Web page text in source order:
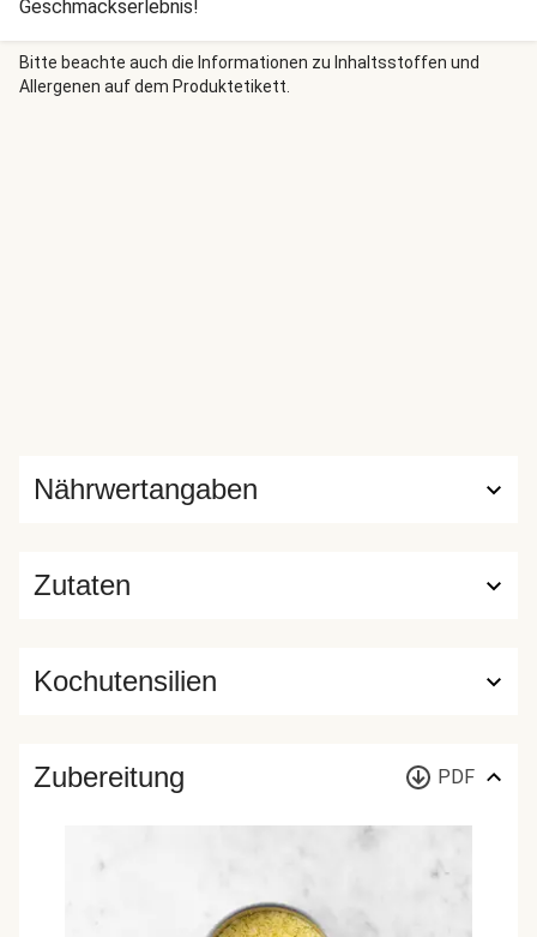
Geschmackserlebnis!
Bitte beachte auch die Informationen zu Inhaltsstoffen und
Allergenen auf dem Produktetikett.
Zutaten
Nährwertangaben
Kochutensilien
Zubereitung PDF